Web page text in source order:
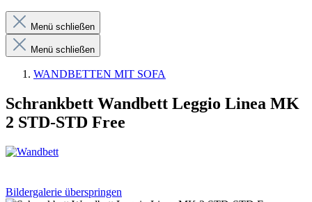
Menü schließen
Menü schließen
WANDBETTEN MIT SOFA
Schrankbett Wandbett Leggio Linea MK
2 STD-STD Free
Bildergalerie überspringen